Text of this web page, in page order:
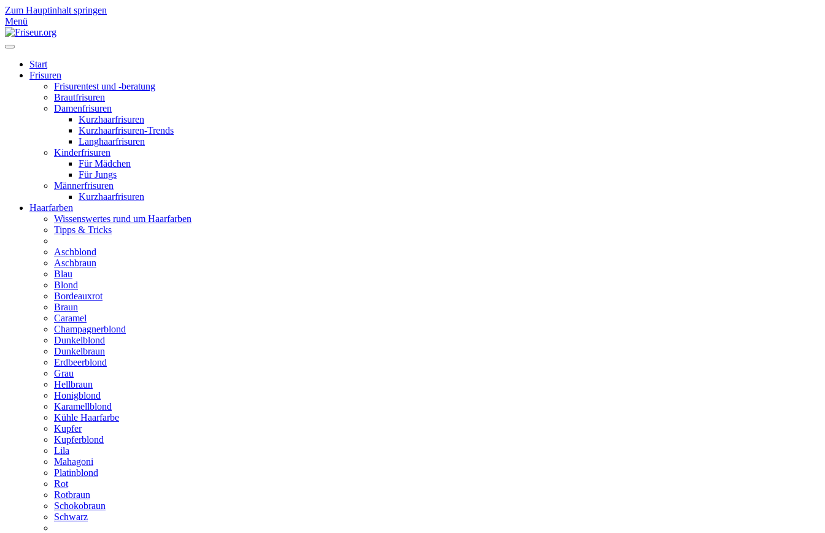
Zum Hauptinhalt springen
Menü
Start
Frisuren
Frisurentest und -beratung
Brautfrisuren
Damenfrisuren
Kurzhaarfrisuren
Kurzhaarfrisuren-Trends
Langhaarfrisuren
Kinderfrisuren
Für Mädchen
Für Jungs
Männerfrisuren
Kurzhaarfrisuren
Haarfarben
Wissenswertes rund um Haarfarben
Tipps & Tricks
Aschblond
Aschbraun
Blau
Blond
Bordeauxrot
Braun
Caramel
Champagnerblond
Dunkelblond
Dunkelbraun
Erdbeerblond
Grau
Hellbraun
Honigblond
Karamellblond
Kühle Haarfarbe
Kupfer
Kupferblond
Lila
Mahagoni
Platinblond
Rot
Rotbraun
Schokobraun
Schwarz